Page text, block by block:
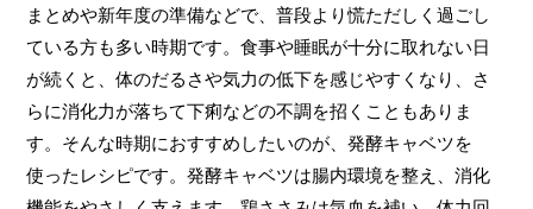
まとめや新年度の準備などで、普段より慌ただしく過ごし
ている方も多い時期です。食事や睡眠が十分に取れない日
が続くと、体のだるさや気力の低下を感じやすくなり、さ
らに消化力が落ちて下痢などの不調を招くこともありま
す。 そんな時期におすすめしたいのが、発酵キャベツを
使ったレシピです。発酵キャベツは腸内環境を整え、消化